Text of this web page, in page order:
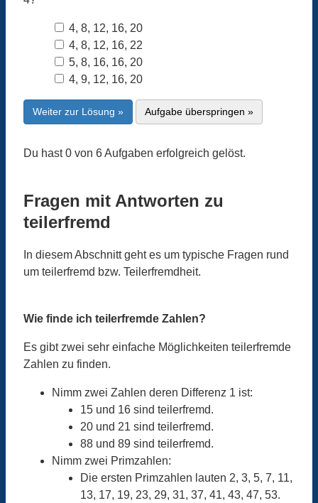
4, 8, 12, 16, 20
4, 8, 12, 16, 22
5, 8, 16, 16, 20
4, 9, 12, 16, 20
Weiter zur Lösung » Aufgabe überspringen »
Du hast 0 von 6 Aufgaben erfolgreich gelöst.
Fragen mit Antworten zu
teilerfremd
In diesem Abschnitt geht es um typische Fragen rund
um teilerfremd bzw. Teilerfremdheit.
Wie finde ich teilerfremde Zahlen?
Es gibt zwei sehr einfache Möglichkeiten teilerfremde
Zahlen zu finden.
Nimm zwei Zahlen deren Differenz 1 ist:
15 und 16 sind teilerfremd.
20 und 21 sind teilerfremd.
88 und 89 sind teilerfremd.
Nimm zwei Primzahlen:
Die ersten Primzahlen lauten 2, 3, 5, 7, 11,
13, 17, 19, 23, 29, 31, 37, 41, 43, 47, 53.